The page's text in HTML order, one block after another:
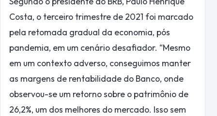
Costa, o terceiro trimestre de 2021 foi marcado
pela retomada gradual da economia, pós
pandemia, em um cenário desafiador. “Mesmo
em um contexto adverso, conseguimos manter
as margens de rentabilidade do Banco, onde
observou-se um retorno sobre o patrimônio de
26,2%, um dos melhores do mercado. Isso sem